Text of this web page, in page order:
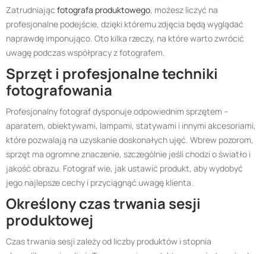
Zatrudniając fotografa produktowego, możesz liczyć na
profesjonalne podejście, dzięki któremu zdjęcia będą wyglądać
naprawdę imponująco. Oto kilka rzeczy, na które warto zwrócić
uwagę podczas współpracy z fotografem.
Sprzęt i profesjonalne techniki
fotografowania
Profesjonalny fotograf dysponuje odpowiednim sprzętem –
aparatem, obiektywami, lampami, statywami i innymi akcesoriami,
które pozwalają na uzyskanie doskonałych ujęć. Wbrew pozorom,
sprzęt ma ogromne znaczenie, szczególnie jeśli chodzi o światło i
jakość obrazu. Fotograf wie, jak ustawić produkt, aby wydobyć
jego najlepsze cechy i przyciągnąć uwagę klienta.
Określony czas trwania sesji
produktowej
Czas trwania sesji zależy od liczby produktów i stopnia